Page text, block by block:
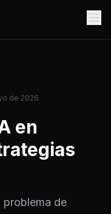
de 2026
en
problema de